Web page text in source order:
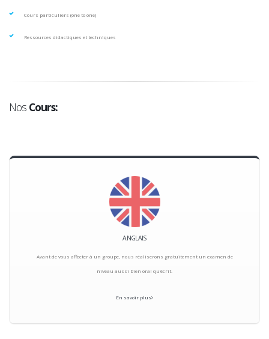
Cours particuliers (one to one)
Ressources didactiques et techniques
Nos Cours:
ANGLAIS
Avant de vous affecter à un groupe, nous réaliserons gratuitement un examen de
niveau aussi bien oral qu’écrit.
En savoir plus